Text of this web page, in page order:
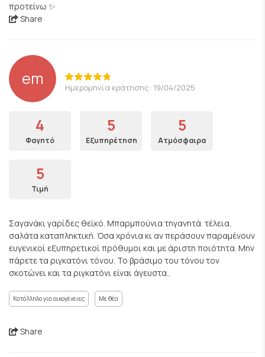
προτείνω ✨
Share
em Ημερομηνία κράτησης: 19/04/2025
4
Φαγητό
5
Εξυπηρέτηση
5
Ατμόσφαιρα
5
Τιμή
Σαγανάκι γαρίδες θεϊκό. Μπαρμπούνια τηγανητά. τέλεια,
σαλάτα καταπληκτική. Όσα χρόνια κι αν περάσουν παραμένουν
ευγενικοί εξυπηρετικοί πρόθυμοι και με άριστη ποιότητα. Μην
πάρετε τα ριγκατόνι τόνου. Το βράσιμο του τόνου τον
σκοτώνει και τα ριγκατόνι είναι άγευστα..
Κατάλληλο για οικογένειες Με θέα
Share